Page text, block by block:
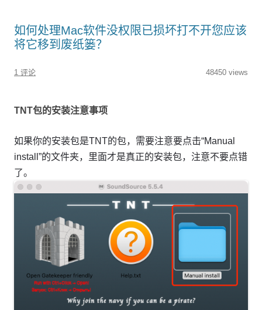
如何处理Mac软件没权限已损坏打不开您应该
将它移到废纸篓？
1 评论 48450 views
TNT包的安装注意事项
如果你的安装包是TNT的包，需要注意要点击“Manual
install”的文件夹，里面才是真正的安装包，注意不要点错
了。